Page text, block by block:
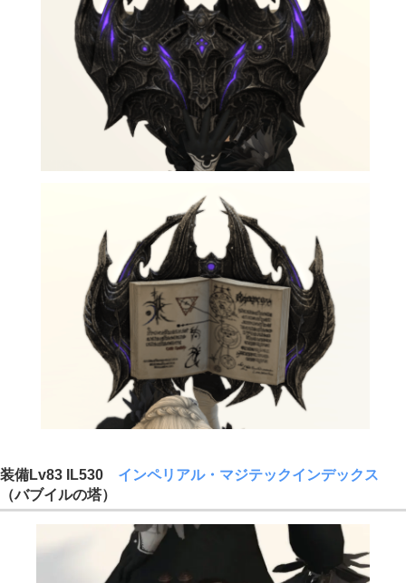
装備Lv83 IL530 インペリアル・マジテックインデックス
（バブイルの塔）